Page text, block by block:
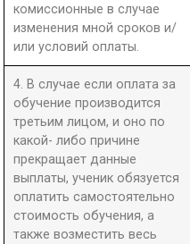
комиссионные в случае
изменения мной сроков и/
или условий оплаты.
4. В случае если оплата за
обучение производится
третьим лицом, и оно по
какой- либо причине
прекращает данные
выплаты, ученик обязуется
оплатить самостоятельно
стоимость обучения, а
также возместить весь